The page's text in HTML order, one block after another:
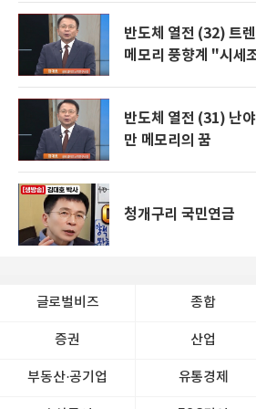
반도체 열전 (32) 트
메모리 풍향계 "시세
반도체 열전 (31) 난
만 메모리의 꿈
청개구리 국민연금
글로벌비즈 종합
증권 산업
부동산·공기업 유통경제